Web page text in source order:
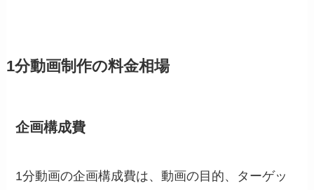
1分動画制作の料金相場
企画構成費
1分動画の企画構成費は、動画の目的、ターゲッ